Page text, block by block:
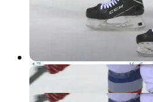
Шесть представителей
«Локомотива» вызваны в
17 лет для подготовки к
в Минске с 4 по 7...